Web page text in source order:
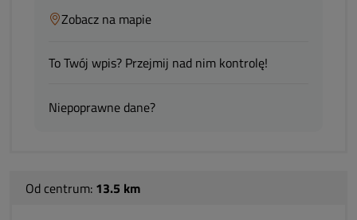
Zobacz na mapie
To Twój wpis? Przejmij nad nim kontrolę!
Niepoprawne dane?
Od centrum: 13.5 km